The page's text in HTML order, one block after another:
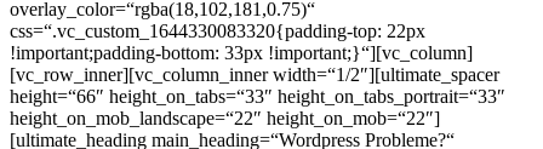
overlay_color=“rgba(18,102,181,0.75)“
css=“.vc_custom_1644330083320{padding-top: 22px
!important;padding-bottom: 33px !important;}“][vc_column]
[vc_row_inner][vc_column_inner width=“1/2″][ultimate_spacer
height=“66″ height_on_tabs=“33″ height_on_tabs_portrait=“33″
height_on_mob_landscape=“22″ height_on_mob=“22″]
[ultimate_heading main_heading=“Wordpress Probleme?“